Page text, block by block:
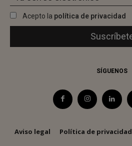
Acepto la política de privacidad
SÍGUENOS
Aviso legal Política de privacidad